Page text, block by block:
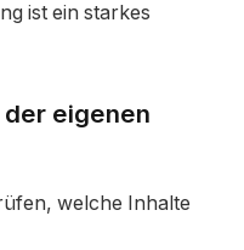
ist ein starkes
eigenen
welche Inhalte